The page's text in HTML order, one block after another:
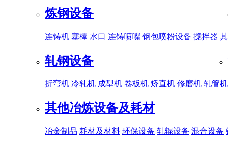
炼钢设备
连铸机 塞棒 水口 连铸喷嘴 钢包喷粉设备 搅拌器
轧钢设备
折弯机 冷轧机 成型机 卷板机 矫直机 修磨机 轧管机
其他冶炼设备及耗材
冶金制品 耗材及材料 环保设备 轧辊设备 混合设备